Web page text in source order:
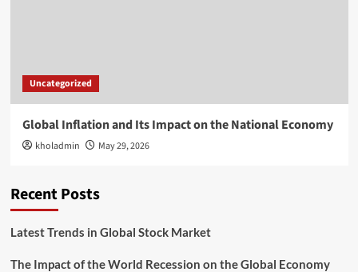
Uncategorized
Global Inflation and Its Impact on the National Economy
kholadmin May 29, 2026
Recent Posts
Latest Trends in Global Stock Market
The Impact of the World Recession on the Global Economy